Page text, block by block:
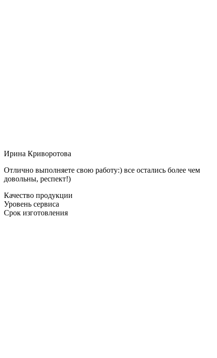
Ирина Криворотова
Отлично выполняете свою работу:) все остались более чем
довольны, респект!)
Качество продукции
Уровень сервиса
Срок изготовления